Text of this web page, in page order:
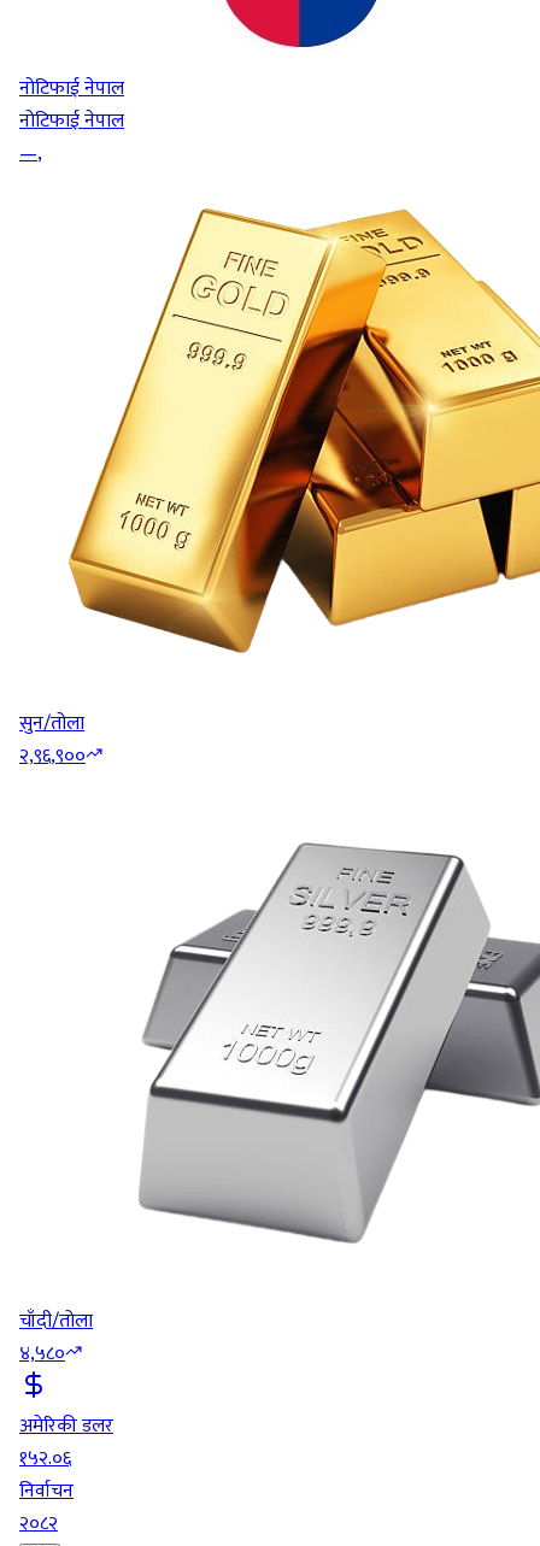
नोटिफाई नेपाल
नोटिफाई नेपाल
—,
सुन/तोला
२,९६,९००
चाँदी/तोला
४,५८०
अमेरिकी डलर
१५२.०६
निर्वाचन
२०८२